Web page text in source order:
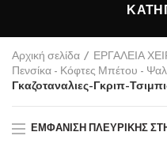
Αρχική σελίδα
ΕΡΓΑΛΕΙΑ
Πενσίκα - Κόφτες Μπέτου -
Γκαζοταναλιες-Γκριπ-
ΕΜΦΆΝΙΣΗ ΠΛΕΥΡΙΚΉΣ